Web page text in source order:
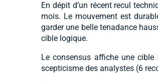
En dépit d’un récent recul
mois. Le mouvement est
garder une belle tenadance
cible logique.
Le consensus affiche une cible
scepticisme des analystes (6